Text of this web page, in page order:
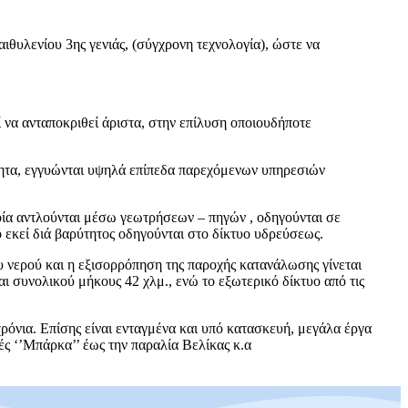
3ης γενιάς, (σύγχρονη τεχνολογία), ώστε να
ανταποκριθεί άριστα, στην επίλυση οποιουδήποτε
εγγυώνται υψηλά επίπεδα παρεχόμενων υπηρεσιών
αντλούνται μέσω γεωτρήσεων – πηγών , οδηγούνται σε
διά βαρύτητος οδηγούνται στο δίκτυο υδρεύσεως.
και η εξισορρόπηση της παροχής κατανάλωσης γίνεται
συνολικού μήκους 42 χλμ., ενώ το εξωτερικό δίκτυο από τις
Επίσης είναι ενταγμένα και υπό κατασκευή, μεγάλα έργα
‘’Μπάρκα’’ έως την παραλία Βελίκας κ.α